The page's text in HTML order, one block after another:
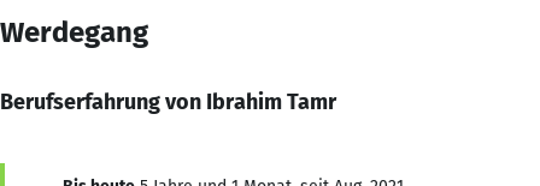
Werdegang
Berufserfahrung von Ibrahim Tamr